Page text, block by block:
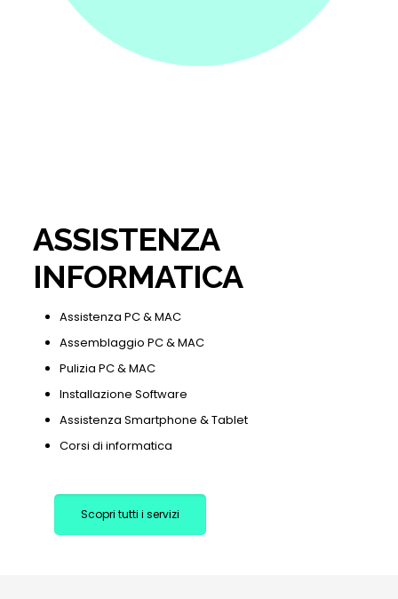
ASSISTENZA
INFORMATICA
Assistenza PC & MAC
Assemblaggio PC & MAC
Pulizia PC & MAC
Installazione Software
Assistenza Smartphone & Tablet
Corsi di informatica
Scopri tutti i servizi